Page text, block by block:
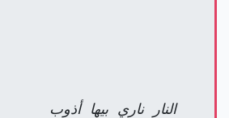
النار ناري بيها أذوب